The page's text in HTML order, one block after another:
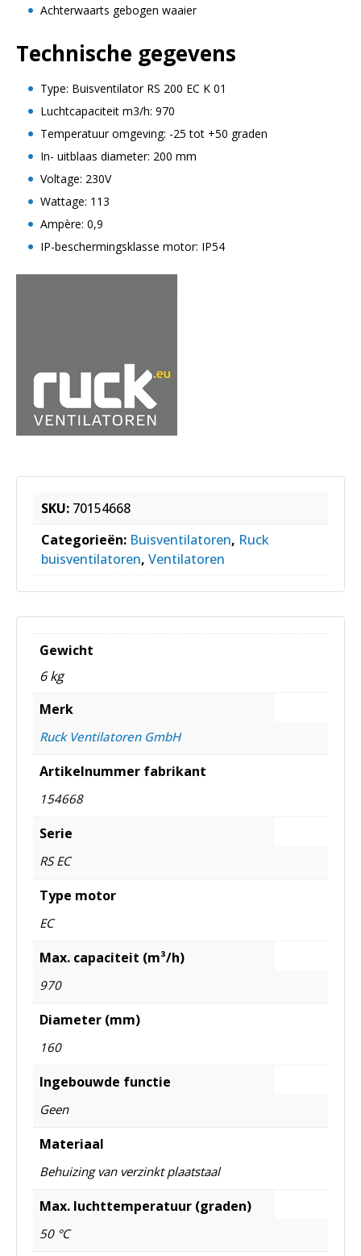
Achterwaarts gebogen waaier
Technische gegevens
Type: Buisventilator RS 200 EC K 01
Luchtcapaciteit m3/h: 970
Temperatuur omgeving: -25 tot +50 graden
In- uitblaas diameter: 200 mm
Voltage: 230V
Wattage: 113
Ampère: 0,9
IP-beschermingsklasse motor: IP54
SKU: 70154668
Categorieën: Buisventilatoren, Ruck
buisventilatoren, Ventilatoren
Gewicht
6 kg
Merk
Ruck Ventilatoren GmbH
Artikelnummer fabrikant
154668
Serie
RS EC
Type motor
EC
Max. capaciteit (m³/h)
970
Diameter (mm)
160
Ingebouwde functie
Geen
Materiaal
Behuizing van verzinkt plaatstaal
Max. luchttemperatuur (graden)
50 °C